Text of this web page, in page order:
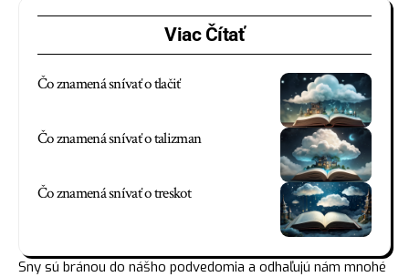
Viac Čítať
Čo znamená snívať o tlačiť
Čo znamená snívať o talizman
Čo znamená snívať o treskot
Sny sú bránou do nášho podvedomia a odhaľujú nám mnohé